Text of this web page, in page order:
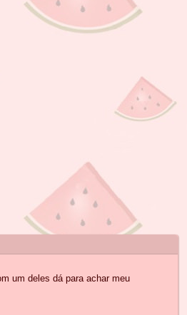
um deles dá para achar meu